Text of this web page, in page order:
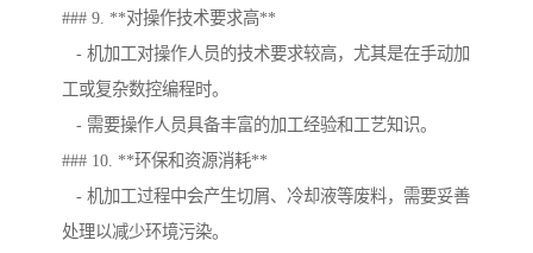
### 9. **对操作技术要求高**
- 机加工对操作人员的技术要求较高，尤其是在手动加
工或复杂数控编程时。
- 需要操作人员具备丰富的加工经验和工艺知识。
### 10. **环保和资源消耗**
- 机加工过程中会产生切屑、冷却液等废料，需要妥善
处理以减少环境污染。